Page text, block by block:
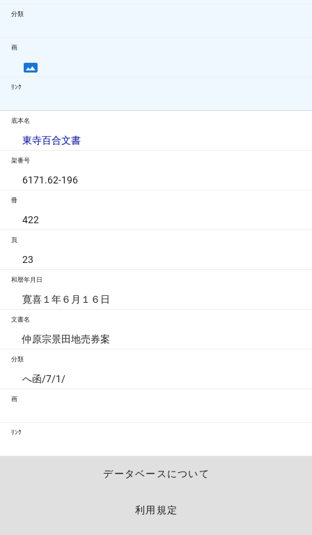
分類
画
ﾘﾝｸ
底本名
東寺百合文書
架番号
6171.62-196
冊
422
頁
23
和暦年月日
寛喜１年６月１６日
文書名
仲原宗景田地売券案
分類
へ函/7/1/
画
ﾘﾝｸ
データベースについて
利用規定